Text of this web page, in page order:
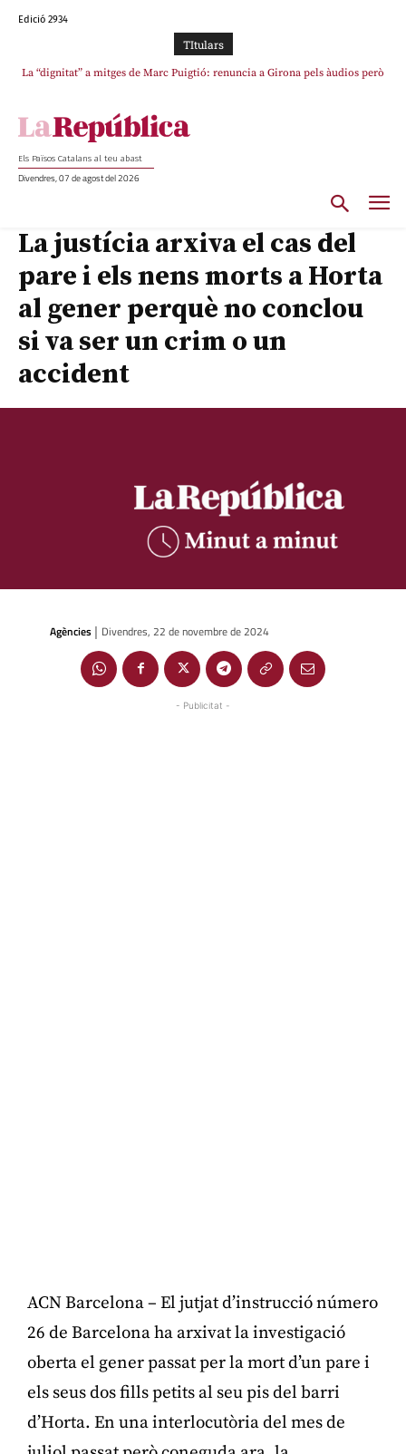
Edició 2934
TItulars
Junts exigeix que Catalunya quedi “fora” del repartiment dels menors
Els Països Catalans al teu abast
Divendres, 07 de agost del 2026
La justícia arxiva el cas del
pare i els nens morts a Horta
al gener perquè no conclou
si va ser un crim o un
accident
Agències | Divendres, 22 de novembre de 2024
- Publicitat -
ACN Barcelona – El jutjat d’instrucció número
26 de Barcelona ha arxivat la investigació
oberta el gener passat per la mort d’un pare i
els seus dos fills petits al seu pis del barri
d’Horta. En una interlocutòria del mes de